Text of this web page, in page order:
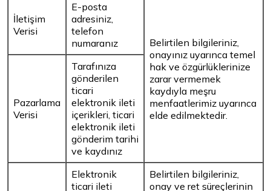
İletişim
Verisi
E-posta
adresiniz,
telefon
numaranız
Belirtilen bilgileriniz,
onayınız uyarınca temel
hak ve özgürlüklerinize
zarar vermemek
kaydıyla meşru
menfaatlerimiz uyarınca
elde edilmektedir.
Pazarlama
Verisi
Tarafınıza
gönderilen
ticari
elektronik ileti
içerikleri, ticari
elektronik ileti
gönderim tarihi
ve kaydınız
Elektronik
ticari ileti
Belirtilen bilgileriniz,
onay ve ret süreçlerinin